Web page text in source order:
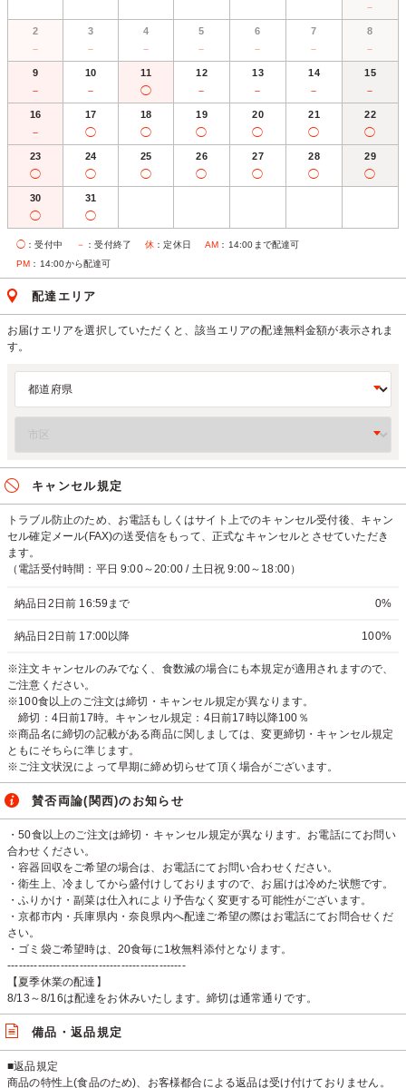
－
2
－
3
－
4
－
5
－
6
－
7
－
8
－
9
－
10
－
11
◯
12
－
13
－
14
－
15
－
16
－
17
◯
18
◯
19
◯
20
◯
21
◯
22
◯
23
◯
24
◯
25
◯
26
◯
27
◯
28
◯
29
◯
30
◯
31
◯
◯ ：受付中 － ：受付終了 休 ：定休日 AM ：14:00まで配達可
PM ：14:00から配達可
配達エリア
お届けエリアを選択していただくと、該当エリアの配達無料金額が表示されま
す。
キャンセル規定
トラブル防止のため、お電話もしくはサイト上でのキャンセル受付後、キャン
セル確定メール(FAX)の送受信をもって、正式なキャンセルとさせていただき
ます。
（電話受付時間：平日 9:00～20:00 / 土日祝 9:00～18:00）
納品日2日前 16:59まで 0%
納品日2日前 17:00以降 100%
※注文キャンセルのみでなく、食数減の場合にも本規定が適用されますので、
ご注意ください。
※100食以上のご注文は締切・キャンセル規定が異なります。
締切：4日前17時。キャンセル規定：4日前17時以降100％
※商品名に締切の記載がある商品に関しましては、変更締切・キャンセル規定
ともにそちらに準じます。
※ご注文状況によって早期に締め切らせて頂く場合がございます。
賛否両論(関西)のお知らせ
・50食以上のご注文は締切・キャンセル規定が異なります。お電話にてお問い
合わせください。
・容器回収をご希望の場合は、お電話にてお問い合わせください。
・衛生上、冷ましてから盛付けしておりますので、お届けは冷めた状態です。
・ふりかけ・副菜は仕入れにより予告なく変更する可能性がございます。
・京都市内・兵庫県内・奈良県内へ配達ご希望の際はお電話にてお問合せくだ
さい。
・ゴミ袋ご希望時は、20食毎に1枚無料添付となります。
-----------------------------------------------
【夏季休業の配達】
8/13～8/16は配達をお休みいたします。締切は通常通りです。
備品・返品規定
■返品規定
商品の特性上(食品のため)、お客様都合による返品は受け付けておりません。